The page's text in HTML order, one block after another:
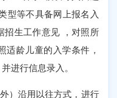
型等不具备网上报名入
招生工作意见
，对照所
适龄儿童的入学条件，
进行信息录入 。
）沿用以往方式，进行